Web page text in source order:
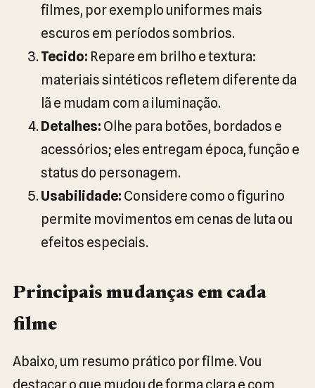
filmes, por exemplo uniformes mais
escuros em períodos sombrios.
Tecido: Repare em brilho e textura:
materiais sintéticos refletem diferente da
lã e mudam com a iluminação.
Detalhes: Olhe para botões, bordados e
acessórios; eles entregam época, função e
status do personagem.
Usabilidade: Considere como o figurino
permite movimentos em cenas de luta ou
efeitos especiais.
Principais mudanças em cada
filme
Abaixo, um resumo prático por filme. Vou
destacar o que mudou de forma clara e com